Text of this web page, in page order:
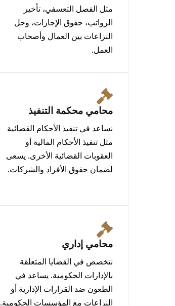
مثل الفصل التعسفي، تأخير
الرواتب، حقوق الإجازات، وحل
النزاعات بين العمال وأصحاب
العمل.
محامي محكمة التنفيذ
نساعد في تنفيذ الأحكام القضائية
مثل تنفيذ الأحكام المالية أو
العقوبات القضائية الأخرى. يسعى
لضمان حقوق الأفراد والشركات.
محامي إداري
نتخصص في القضايا المتعلقة
بالإدارات الحكومية. يساعد في
الطعون ضد القرارات الإدارية أو
النزاعات مع المؤسسات الحكومية.